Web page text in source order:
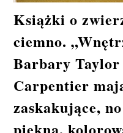
Książki o
ciemno.
Barbary
Carpentier
zaskakujące,